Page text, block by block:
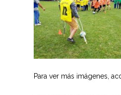
Para ver más imágenes,